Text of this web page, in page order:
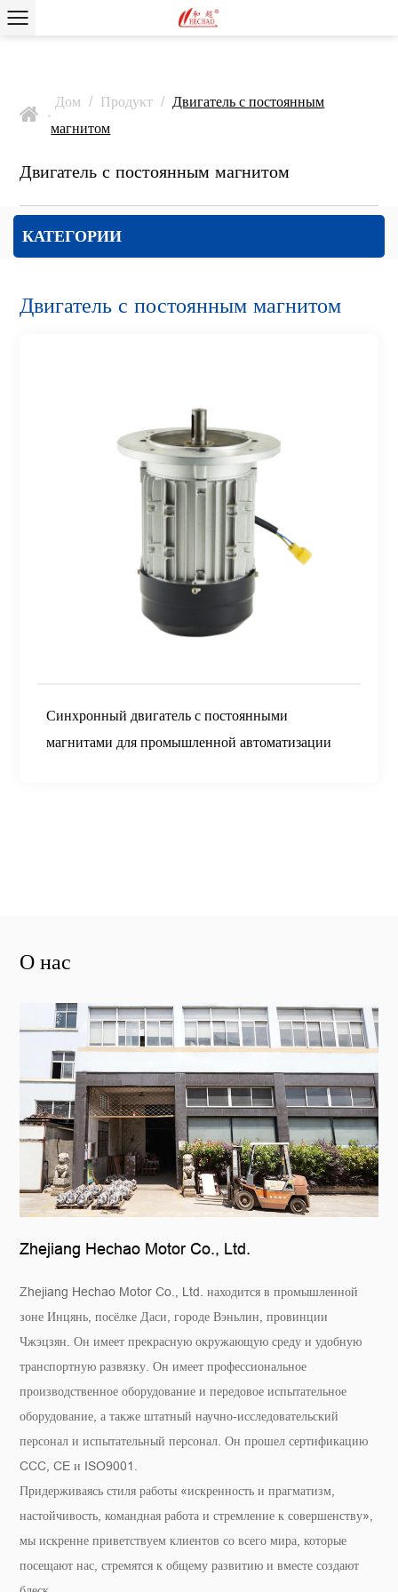
>
Дом / Продукт / Двигатель с постоянным
магнитом
Двигатель с постоянным магнитом
КАТЕГОРИИ
Двигатель с постоянным магнитом
Синхронный двигатель с постоянными
магнитами для промышленной автоматизации
О нас
Zhejiang Hechao Motor Co., Ltd.
Zhejiang Hechao Motor Co., Ltd. находится в промышленной
зоне Инцянь, посёлке Даси, городе Вэньлин, провинции
Чжэцзян. Он имеет прекрасную окружающую среду и удобную
транспортную развязку. Он имеет профессиональное
производственное оборудование и передовое испытательное
оборудование, а также штатный научно-исследовательский
персонал и испытательный персонал. Он прошел сертификацию
CCC, CE и ISO9001.
Придерживаясь стиля работы «искренность и прагматизм,
настойчивость, командная работа и стремление к совершенству»,
мы искренне приветствуем клиентов со всего мира, которые
посещают нас, стремятся к общему развитию и вместе создают